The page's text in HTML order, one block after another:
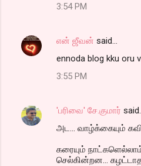
3:54 PM
என் ஜீவன் said…
ennoda blog kku oru
3:55 PM
'பரிவை' சே.குமார்
அட... வாழ்க்கையும்
கரையும்
செல்கின்றன... கழட்டாத